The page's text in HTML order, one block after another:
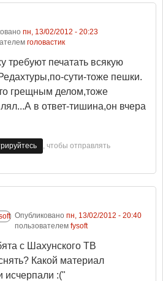
пн, 13/02/2012 - 20:23
головастик
требуют печатать всякую
сути-тоже пешки.
грещным делом,тоже
в ответ-тишина,он вчера
, чтобы отправлять
Опубликовано пн, 13/02/2012 - 20:40
пользователем fysoft
с Шахунского ТВ
Какой материал
исчерпали :("